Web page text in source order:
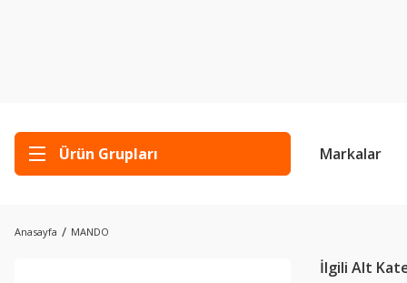
Ürün Grupları Markalar
Anasayfa MANDO
İlgili Alt